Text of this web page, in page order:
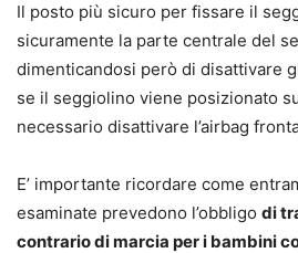
Il posto più sicuro per fissare il
sicuramente la parte centrale del
dimenticandosi però di disattivare
se il seggiolino viene posizionato
necessario disattivare l’airbag
E’ importante ricordare come
esaminate prevedono l’obbligo di
contrario di marcia per i bambini